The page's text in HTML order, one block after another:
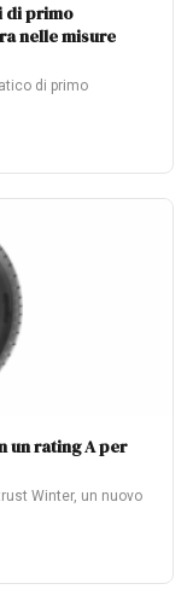
di primo
nelle misure
di primo
un rating A per
Winter, un nuovo